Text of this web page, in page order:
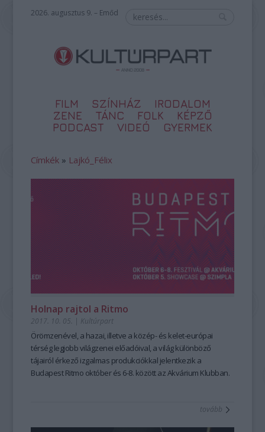
2026. augusztus 9. – Emőd
FILM SZÍNHÁZ
IRODALOM
ZENE
TÁNC FOLK
KÉPZŐ
PODCAST
VIDEÓ GYERMEK
Címkék » Lajkó_Félix
Holnap rajtol a Ritmo
2017. 10. 05. | Kultúrpart
Örömzenével, a hazai, illetve a közép- és kelet-európai
térség legjobb világzenei előadóival, a világ különböző
tájairól érkező izgalmas produkciókkal jelentkezik a
Budapest Ritmo október és 6-8. között az Akvárium Klubban.
tovább